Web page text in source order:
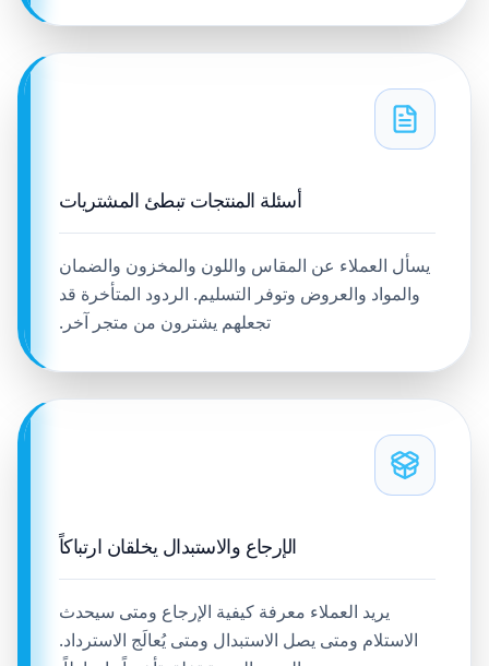
أسئلة المنتجات تبطئ المشتريات
يسأل العملاء عن المقاس واللون والمخزون والضمان
والمواد والعروض وتوفر التسليم. الردود المتأخرة قد
تجعلهم يشترون من متجر آخر.
الإرجاع والاستبدال يخلقان ارتباكاً
يريد العملاء معرفة كيفية الإرجاع ومتى سيحدث
الاستلام ومتى يصل الاستبدال ومتى يُعالَج الاسترداد.